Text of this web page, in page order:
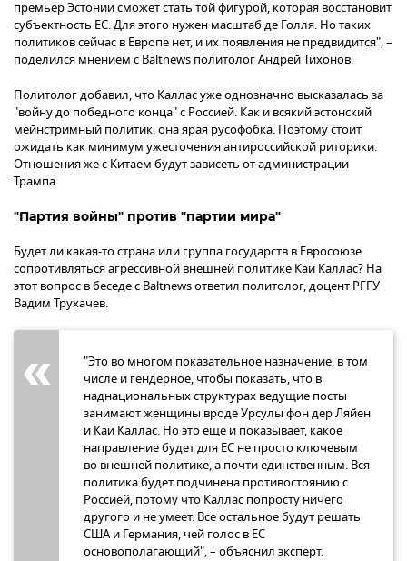
премьер Эстонии сможет стать той фигурой, которая восстановит
субъектность ЕС. Для этого нужен масштаб де Голля. Но таких
политиков сейчас в Европе нет, и их появления не предвидится", –
поделился мнением с Baltnews политолог Андрей Тихонов.
Политолог добавил, что Каллас уже однозначно высказалась за
"войну до победного конца" с Россией. Как и всякий эстонский
мейнстримный политик, она ярая русофобка. Поэтому стоит
ожидать как минимум ужесточения антироссийской риторики.
Отношения же с Китаем будут зависеть от администрации
Трампа.
"Партия войны" против "партии мира"
Будет ли какая-то страна или группа государств в Евросоюзе
сопротивляться агрессивной внешней политике Каи Каллас? На
этот вопрос в беседе с Baltnews ответил политолог, доцент РГГУ
Вадим Трухачев.
"Это во многом показательное назначение, в том
числе и гендерное, чтобы показать, что в
наднациональных структурах ведущие посты
занимают женщины вроде Урсулы фон дер Ляйен
и Каи Каллас. Но это еще и показывает, какое
направление будет для ЕС не просто ключевым
во внешней политике, а почти единственным. Вся
политика будет подчинена противостоянию с
Россией, потому что Каллас попросту ничего
другого и не умеет. Все остальное будут решать
США и Германия, чей голос в ЕС
основополагающий", – объяснил эксперт.